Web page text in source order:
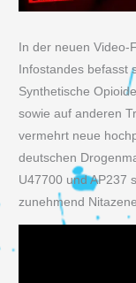
In der neuen Video-
Infostandes befasst
Synthetische
sowie auf anderen
vermehrt neue
deutschen
U47700 und AP237
zunehmend